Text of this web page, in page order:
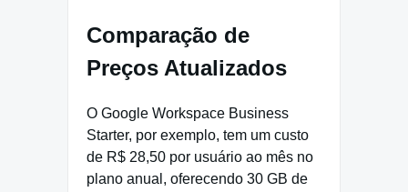
Comparação de
Preços Atualizados
O Google Workspace Business
Starter, por exemplo, tem um custo
de R$ 28,50 por usuário ao mês no
plano anual, oferecendo 30 GB de